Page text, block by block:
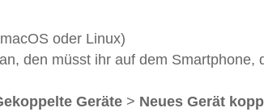
oder Linux)
den müsst ihr auf dem Smartphone,
Geräte > Neues Gerät